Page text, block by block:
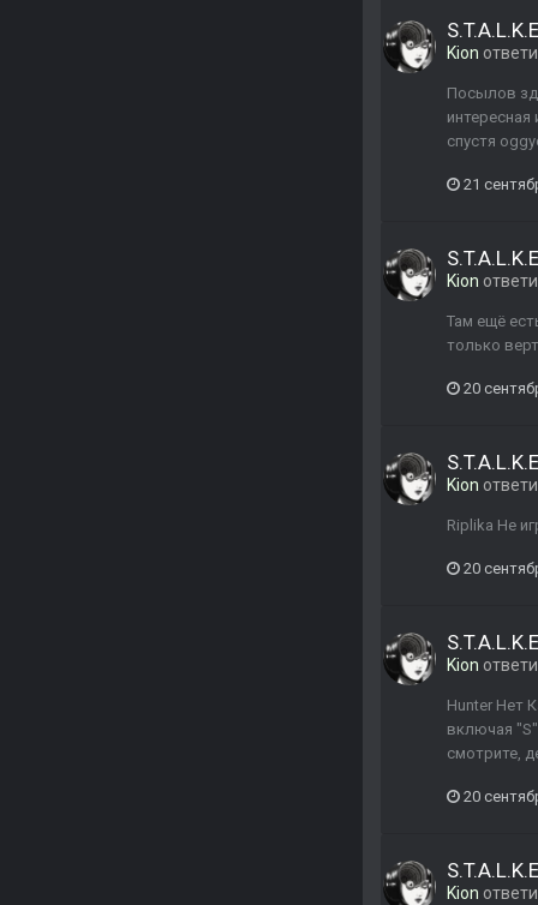
Kion
Посылов
интересная
спустя
21
Kion
Там ещё
только
20
Kion
Riplika Не
20
Kion
Hunter Нет
включая
смотрите,
20
Kion